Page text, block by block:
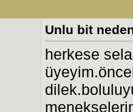
Unlu bit
herkese